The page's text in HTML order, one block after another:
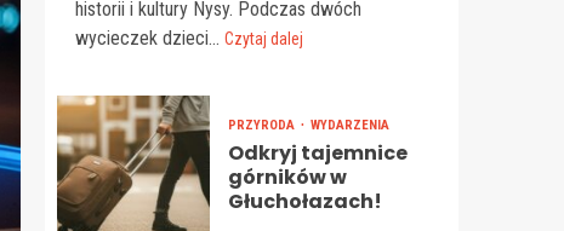
historii i kultury Nysy. Podczas dwóch
wycieczek dzieci... Czytaj dalej
PRZYRODA WYDARZENIA
Odkryj tajemnice
górników w
Głuchołazach!